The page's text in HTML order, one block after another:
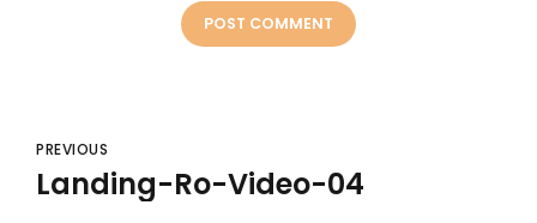
POST COMMENT
PREVIOUS
Landing-Ro-Video-04